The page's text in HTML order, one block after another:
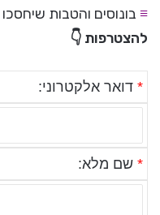
≡ בונוסים והטבות
להצטרפות 👇
*דואר אלקטרוני:
*שם מלא: